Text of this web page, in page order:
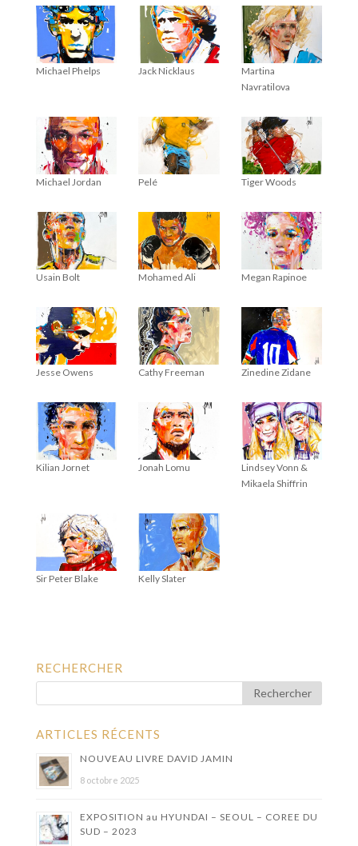
Michael Phelps Jack Nicklaus
Martina
Navratilova
Michael Jordan Pelé Tiger Woods
Usain Bolt Mohamed Ali Megan Rapinoe
Jesse Owens Cathy Freeman Zinedine Zidane
Kilian Jornet Jonah Lomu
Lindsey Vonn &
Mikaela Shiffrin
Sir Peter Blake Kelly Slater
RECHERCHER
ARTICLES RÉCENTS
NOUVEAU LIVRE DAVID JAMIN
8 octobre 2025
EXPOSITION au HYUNDAI – SEOUL – COREE DU
SUD – 2023